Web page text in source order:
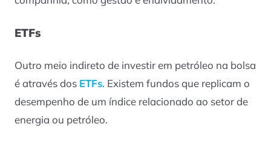
ETFs
Outro meio indireto de investir em petróleo na bolsa
é através dos ETFs. Existem fundos que replicam o
desempenho de um índice relacionado ao setor de
energia ou petróleo.